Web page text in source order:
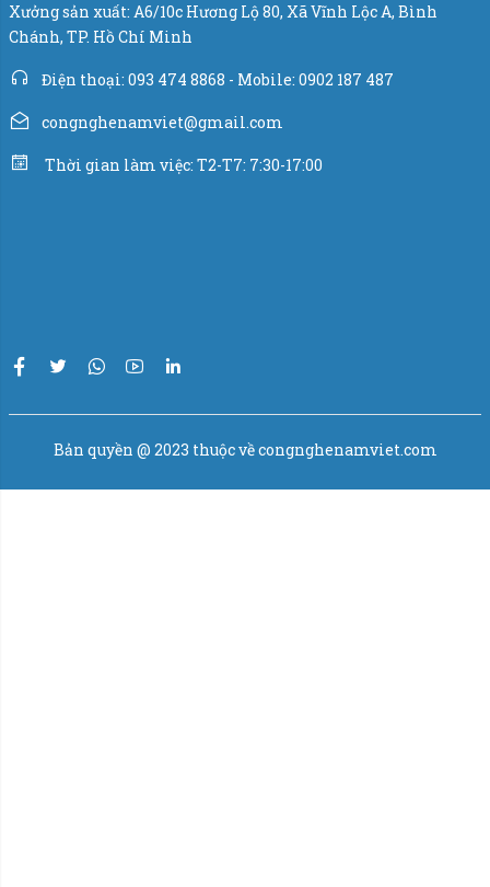
Nam Việt cung cấp các dòng máy đóng bao thực phẩm
nhằm đáp ứng nhu cầu sản xuất cho các doanh nghiệp
487
hoặc trực tiếp đến xưởng sản xuất để được tư vấn
ngay hôm nay.
Xưởng sản xuất: A6/10c Hương Lộ 80, Xã Vĩnh Lộc A, Bình
Chánh, TP. Hồ Chí Minh
Điện thoại: 093 474 8868 - Mobile: 0902 187 487
congnghenamviet@gmail.com
Thời gian làm việc: T2-T7: 7:30-17:00
Bản quyền @ 2023 thuộc về congnghenamviet.com